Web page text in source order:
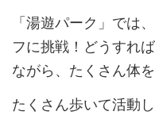
「湯遊パーク」では
フに挑戦！どうすれ
ながら、たくさん体
たくさん歩いて活動